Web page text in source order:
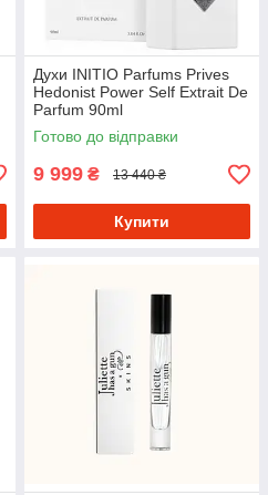
Духи INITIO Parfums Prives
Hedonist Power Self Extrait De
Parfum 90ml
Готово до відправки
9 999 ₴ 13 440 ₴
Купити